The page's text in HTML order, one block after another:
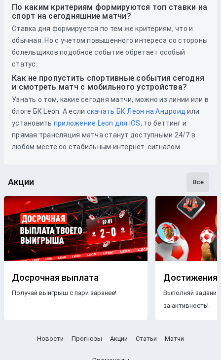
По каким критериям формируются топ ставки на
спорт на сегодняшние матчи?
Ставка дня формируется по тем же критериям, что и
обычная. Но с учетом повышенного интереса со стороны
болельщиков подобное событие обретает особый
статус.
Как не пропустить спортивные события сегодня
и смотреть матч с мобильного устройства?
Узнать о том, какие сегодня матчи, можно из линии или в
блоге БК Leon. А если скачать БК Леон на Андроид или
установить приложение Leon для iOS, то беттинг и
прямая трансляция матча станут доступными 24/7 в
любом месте со стабильным интернет-сигналом.
Акции Все
Досрочная выплата
Получай выигрыш с пари заранее!
Достижения
Выполняй
за активность!
Новости Прогнозы Акции Статьи Матчи